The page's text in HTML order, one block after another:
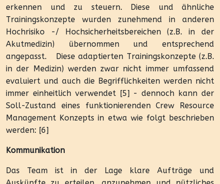
erkennen und zu steuern. Diese und ähnliche
Trainingskonzepte wurden zunehmend in anderen
Hochrisiko -/ Hochsicherheitsbereichen (z.B. in der
Akutmedizin) übernommen und entsprechend
angepasst.
Diese adaptierten Trainingskonzepte (z.B.
in der Medizin) werden zwar nicht immer umfassend
evaluiert und auch die Begrifflichkeiten werden nicht
immer einheitlich verwendet [5] - dennoch kann der
Soll-Zustand eines funktionierenden Crew Resource
Management Konzepts in etwa wie folgt beschrieben
werden: [6]
Kommunikation
Das Team ist in der Lage klare Aufträge und